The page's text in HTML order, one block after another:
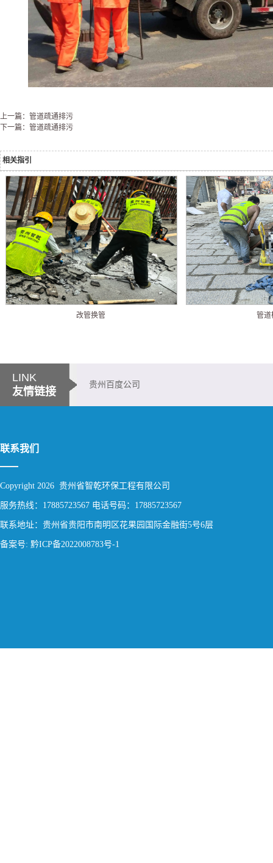
上一篇：管道疏通排污
下一篇：管道疏通排污
相关指引
改管换管 管道
LINK
友情链接
贵州百度公司
联系我们
Copyright 2026 贵州省智乾环保工程有限公司
服务热线：17885723567 电话号码：17885723567
联系地址：贵州省贵阳市南明区花果园国际金融街5号6层
备案号: 黔ICP备2022008783号-1